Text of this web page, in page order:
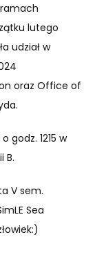
lutego
udział w
oraz Office of
godz. 1215 w
B.
V sem.
Sea